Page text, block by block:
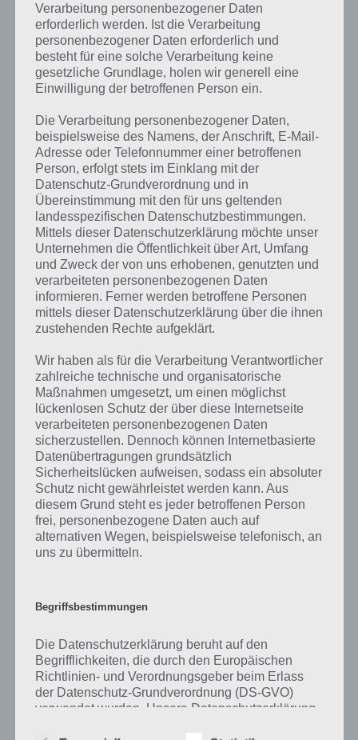
Kurze Begriffserklärung zur Lösung Erbse
Erbse ist die Lösung für das tägliche Bonus Rätsel am 17.5.2024 in 4
gibt es dazu zu wissen? Passt das Wort auch zu Zauberhafte
Märchenwelt? Zu bestimmten Lösungen präsentieren wir daher
auch immer eine kurze Begriffserklärung!
Zu Erbse haben wir zunächst keine weiteren Informationen parat!
Auf WhatsApp teilen Teilen auf Facebook
Tweet auf Twitter
Verarbeitung personenbezogener Daten
erforderlich werden. Ist die Verarbeitung
personenbezogener Daten erforderlich und
besteht für eine solche Verarbeitung keine
gesetzliche Grundlage, holen wir generell eine
Einwilligung der betroffenen Person ein.
Die Verarbeitung personenbezogener Daten,
beispielsweise des Namens, der Anschrift, E-Mail-
Adresse oder Telefonnummer einer betroffenen
Person, erfolgt stets im Einklang mit der
Datenschutz-Grundverordnung und in
Übereinstimmung mit den für uns geltenden
landesspezifischen Datenschutzbestimmungen.
Mittels dieser Datenschutzerklärung möchte unser
Unternehmen die Öffentlichkeit über Art, Umfang
und Zweck der von uns erhobenen, genutzten und
verarbeiteten personenbezogenen Daten
informieren. Ferner werden betroffene Personen
mittels dieser Datenschutzerklärung über die ihnen
zustehenden Rechte aufgeklärt.
Wir haben als für die Verarbeitung Verantwortlicher
zahlreiche technische und organisatorische
Maßnahmen umgesetzt, um einen möglichst
lückenlosen Schutz der über diese Internetseite
verarbeiteten personenbezogenen Daten
sicherzustellen. Dennoch können Internetbasierte
Datenübertragungen grundsätzlich
Sicherheitslücken aufweisen, sodass ein absoluter
Schutz nicht gewährleistet werden kann. Aus
diesem Grund steht es jeder betroffenen Person
frei, personenbezogene Daten auch auf
alternativen Wegen, beispielsweise telefonisch, an
uns zu übermitteln.
Begriffsbestimmungen
Die Datenschutzerklärung beruht auf den
Begrifflichkeiten, die durch den Europäischen
Richtlinien- und Verordnungsgeber beim Erlass
der Datenschutz-Grundverordnung (DS-GVO)
verwendet wurden. Unsere Datenschutzerklärung